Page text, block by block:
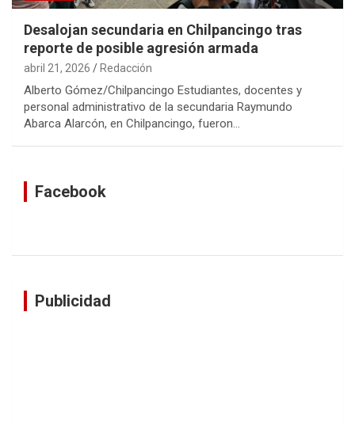
Desalojan secundaria en Chilpancingo tras
reporte de posible agresión armada
abril 21, 2026 Redacción
Alberto Gómez/Chilpancingo Estudiantes, docentes y
personal administrativo de la secundaria Raymundo
Abarca Alarcón, en Chilpancingo, fueron…
Facebook
Publicidad